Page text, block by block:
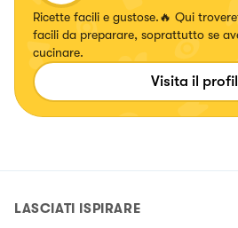
Ricette facili e gustose.🔥 Qui
facili da preparare, soprattutto se
cucinare.
Visita il
LASCIATI ISPIRARE